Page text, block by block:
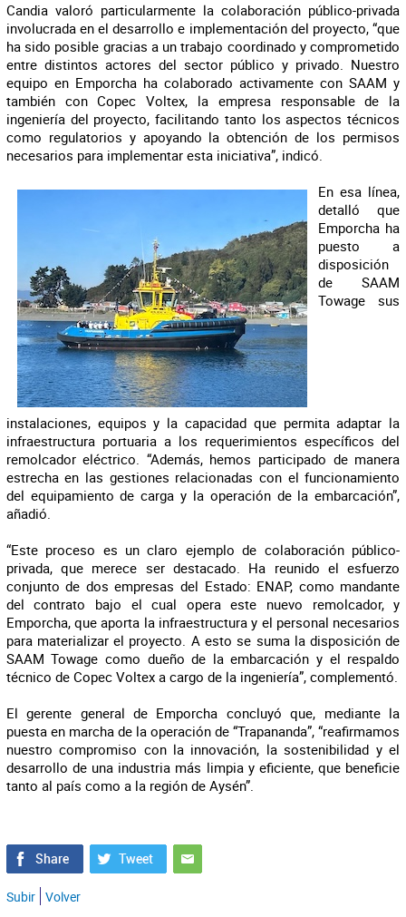
Candia valoró particularmente la colaboración público-privada
involucrada en el desarrollo e implementación del proyecto, “que
ha sido posible gracias a un trabajo coordinado y comprometido
entre distintos actores del sector público y privado. Nuestro
equipo en Emporcha ha colaborado activamente con SAAM y
también con Copec Voltex, la empresa responsable de la
ingeniería del proyecto, facilitando tanto los aspectos técnicos
como regulatorios y apoyando la obtención de los permisos
necesarios para implementar esta iniciativa”, indicó.
En esa línea,
detalló que
Emporcha ha
puesto a
disposición
de SAAM
Towage sus
instalaciones, equipos y la capacidad que permita adaptar la
infraestructura portuaria a los requerimientos específicos del
remolcador eléctrico. “Además, hemos participado de manera
estrecha en las gestiones relacionadas con el funcionamiento
del equipamiento de carga y la operación de la embarcación”,
añadió.
“Este proceso es un claro ejemplo de colaboración público-
privada, que merece ser destacado. Ha reunido el esfuerzo
conjunto de dos empresas del Estado: ENAP, como mandante
del contrato bajo el cual opera este nuevo remolcador, y
Emporcha, que aporta la infraestructura y el personal necesarios
para materializar el proyecto. A esto se suma la disposición de
SAAM Towage como dueño de la embarcación y el respaldo
técnico de Copec Voltex a cargo de la ingeniería”, complementó.
El gerente general de Emporcha concluyó que, mediante la
puesta en marcha de la operación de “Trapananda”, “reafirmamos
nuestro compromiso con la innovación, la sostenibilidad y el
desarrollo de una industria más limpia y eficiente, que beneficie
tanto al país como a la región de Aysén”.
Subir Volver